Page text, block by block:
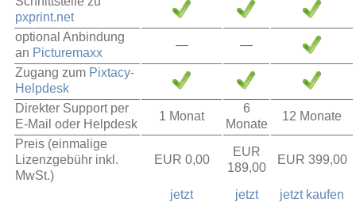
pxprint.net
optional Anbindung
an Picturemaxx
— —
Zugang zum Pixtacy-
Helpdesk
Direkter Support per
E-Mail oder Helpdesk
1 Monat
6
Monate
12 Monate
Preis (einmalige
Lizenzgebühr inkl.
MwSt.)
EUR 0,00
EUR
189,00
EUR 399,00
jetzt
jetzt
jetzt kaufen